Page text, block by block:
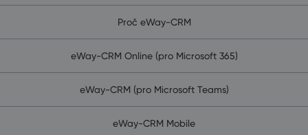
Proč eWay-CRM
eWay-CRM Online (pro Microsoft 365)
eWay-CRM (pro Microsoft Teams)
eWay-CRM Mobile